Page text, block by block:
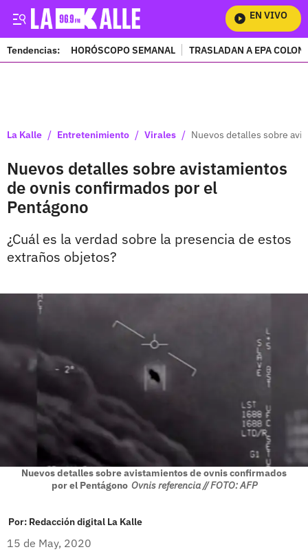
EN VIVO
Tendencias: HORÓSCOPO SEMANAL TRASLADAN A EPA
La Kalle / Entretenimiento / Virales / Nuevos detalles sobre
Nuevos detalles sobre avistamientos
de ovnis confirmados por el
Pentágono
¿Cuál es la verdad sobre la presencia de estos
extraños objetos?
Nuevos detalles sobre avistamientos de ovnis confirmados
por el Pentágono Ovnis referencia // FOTO: AFP
Por: Redacción digital La Kalle
15 de May, 2020